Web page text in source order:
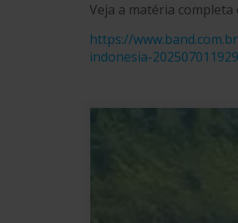
Veja a matéria completa
https://
indonesia-